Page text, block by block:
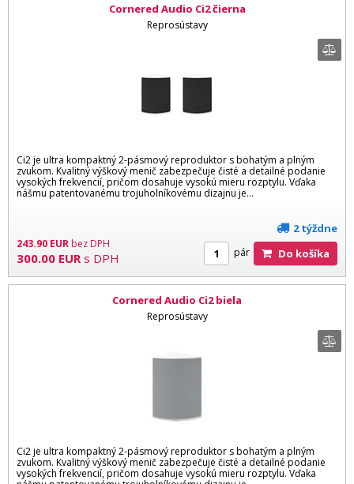
Cornered Audio Ci2 čierna
Reprosústavy
Ci2 je ultra kompaktný 2-pásmový reproduktor s bohatým a plným
zvukom. Kvalitný výškový menič zabezpečuje čisté a detailné podanie
vysokých frekvencií, pričom dosahuje vysokú mieru rozptylu. Vďaka
nášmu patentovanému trojuholníkovému dizajnu je...
243.90 EURbez DPH
300.00 EUR s DPH
2 týždne
pár Do košíka
Cornered Audio Ci2 biela
Reprosústavy
Ci2 je ultra kompaktný 2-pásmový reproduktor s bohatým a plným
zvukom. Kvalitný výškový menič zabezpečuje čisté a detailné podanie
vysokých frekvencií, pričom dosahuje vysokú mieru rozptylu. Vďaka